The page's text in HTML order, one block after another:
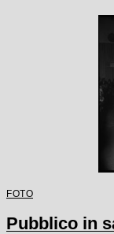
FOTO
Pubblico in